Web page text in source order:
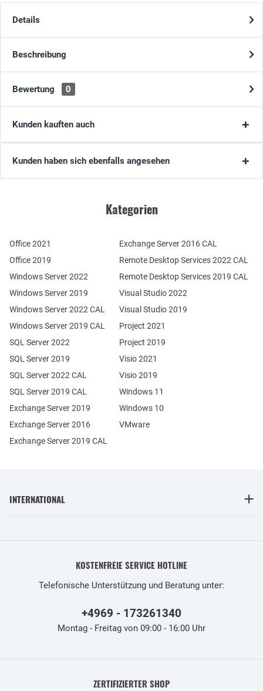
Details
Beschreibung
Bewertung 0
Kunden kauften auch
Kunden haben sich ebenfalls angesehen
Kategorien
Office 2021
Office 2019
Windows Server 2022
Windows Server 2019
Exchange Server 2019
Exchange Server 2016
SQL Server 2022
SQL Server 2019
Windows Server 2022 CAL
Windows Server 2019 CAL
SQL Server 2022 CAL
SQL Server 2019 CAL
Remote Desktop Services 2022 CAL
Remote Desktop Services 2019 CAL
Exchange Server 2019 CAL
Exchange Server 2016 CAL
Visual Studio 2022
Visual Studio 2019
Project 2021
Project 2019
Visio 2021
Visio 2019
Windows 11
Windows 10
VMware
INTERNATIONAL
KOSTENFREIE SERVICE HOTLINE
Telefonische Unterstützung und Beratung unter:
+4969 - 173261340
Montag - Freitag von 09:00 - 16:00 Uhr
ZERTIFIZIERTER SHOP